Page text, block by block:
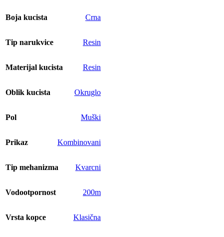
Boja kucista Crna
Tip narukvice Resin
Materijal kucista Resin
Oblik kucista Okruglo
Pol Muški
Prikaz Kombinovani
Tip mehanizma Kvarcni
Vodootpornost 200m
Vrsta kopce Klasična